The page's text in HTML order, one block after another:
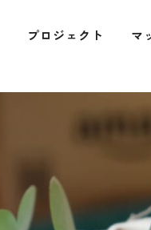
プロジェクト マ